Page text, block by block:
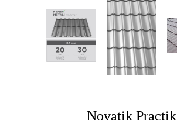
Novatik Practik